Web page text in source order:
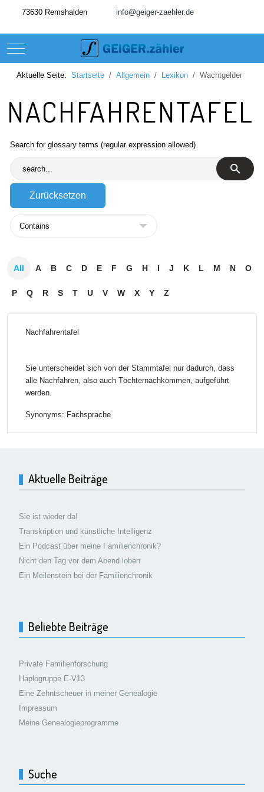
73630 Remshalden info@geiger-zaehler.de
Mobile Menu Toggle
Aktuelle Seite: Startseite Allgemein Lexikon Wachtgelder
NACHFAHRENTAFEL
Search for glossary terms (regular expression allowed)
All A B C D E F G H I J K L M N O
P Q R S T U V W X Y Z
Nachfahrentafel
Sie unterscheidet sich von der Stammtafel nur dadurch, dass
alle Nachfahren, also auch Töchternachkommen, aufgeführt
werden.
Synonyms: Fachsprache
Aktuelle Beiträge
Sie ist wieder da!
Transkription und künstliche Intelligenz
Ein Podcast über meine Familienchronik?
Nicht den Tag vor dem Abend loben
Ein Meilenstein bei der Familienchronik
Beliebte Beiträge
Private Familienforschung
Haplogruppe E-V13
Eine Zehntscheuer in meiner Genealogie
Impressum
Meine Genealogieprogramme
Suche